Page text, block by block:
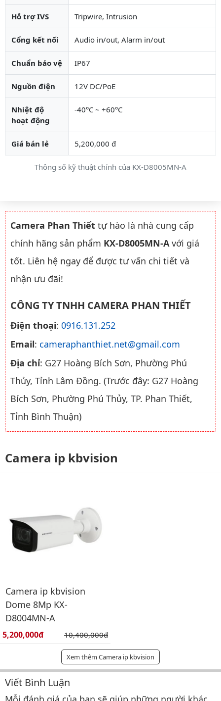
Thông số kỹ thuật chính của KX-D8005MN-A
Hỗ trợ IVS Tripwire, Intrusion
Cổng kết nối Audio in/out, Alarm in/out
Chuẩn bảo vệ IP67
Nguồn điện 12V DC/PoE
Nhiệt độ
hoạt động
-40°C ~ +60°C
Giá bán lẻ 5,200,000 đ
Camera Phan Thiết tự hào là nhà cung cấp
chính hãng sản phẩm KX-D8005MN-Avới giá
tốt. Liên hệ ngay để được tư vấn chi tiết và
nhận ưu đãi!
CÔNG TY TNHH CAMERA PHAN THIẾT
Điện thoại: 0916.131.252
Email: cameraphanthiet.net@gmail.com
Địa chỉ: G27 Hoàng Bích Sơn, Phường Phú
Thủy, Tỉnh Lâm Đồng. (Trước đây: G27 Hoàng
Bích Sơn, Phường Phú Thủy, TP. Phan Thiết,
Tỉnh Bình Thuận)
Camera ip kbvision
Camera ip kbvision
Dome 8Mp KX-
D8004MN-A
Giá bán:
5,200,000đ Giá gốc:
10,400,000đ
Xem thêm Camera ip kbvision
Bình luận & Đánh giá
Viết Bình Luận